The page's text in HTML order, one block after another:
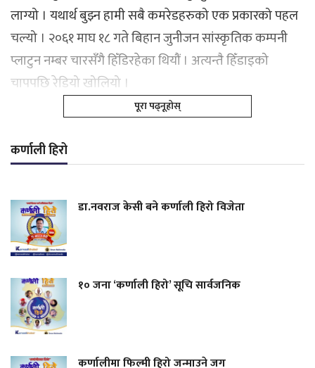
लाग्यो । यथार्थ बुझ्न हामी सबै कमरेडहरुको एक प्रकारको पहल
चल्यो । २०६१ माघ १८ गते बिहान जुनीजन सांस्कृतिक कम्पनी
प्लाटुन नम्बर चारसँगै हिँडिरहेका थियौं । अत्यन्तै हिँडाइको
चापपछि रेडियो खोलियो ।
पूरा पढ्नूहोस्
कर्णाली हिरो
डा.नवराज केसी बने कर्णाली हिरो विजेता
१० जना ‘कर्णाली हिरो’ सूचि सार्वजनिक
कर्णालीमा फिल्मी हिरो जन्माउने जग